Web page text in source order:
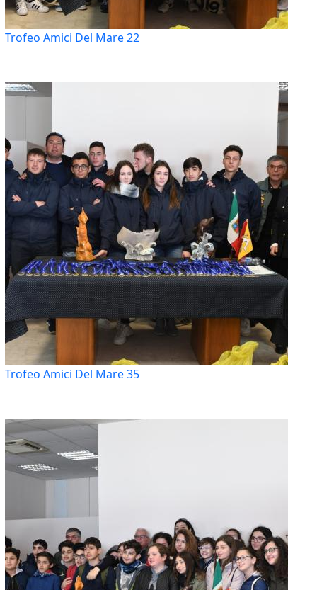
Trofeo Amici Del Mare 22
Trofeo Amici Del Mare 35